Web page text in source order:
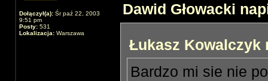
Dołączył(a): Śr paź 22, 2003
9:51 pm
Posty: 531
Lokalizacja: Warszawa
Dawid Głowacki
Łukasz Kowalczyk
Bardzo mi sie nie